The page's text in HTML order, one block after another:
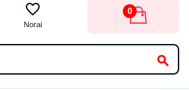
search
favorite_border
Norai
0